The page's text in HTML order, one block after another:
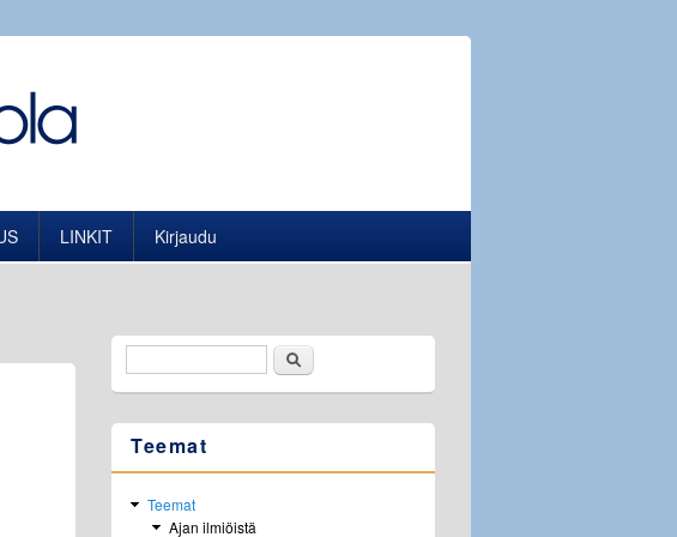
LINKIT Kirjaudu
HakulomakeEtsi
Teemat
Teemat
Ajan ilmiöistä